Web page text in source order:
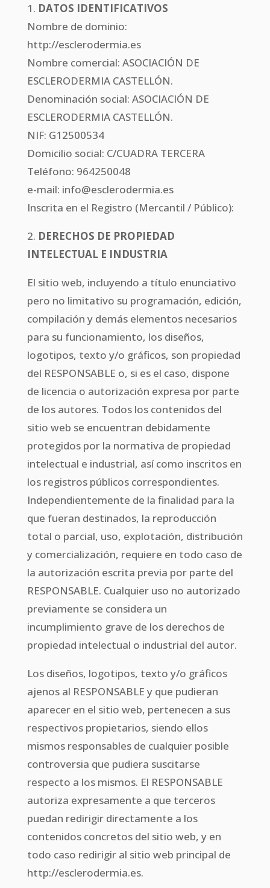
1. DATOS IDENTIFICATIVOS
Nombre de dominio:
http://esclerodermia.es
Nombre comercial: ASOCIACIÓN DE
ESCLERODERMIA CASTELLÓN.
Denominación social: ASOCIACIÓN DE
ESCLERODERMIA CASTELLÓN.
NIF: G12500534
Domicilio social: C/CUADRA TERCERA
Teléfono: 964250048
e-mail: info@esclerodermia.es
Inscrita en el Registro (Mercantil / Público):
2. DERECHOS DE PROPIEDAD
INTELECTUAL E INDUSTRIA
El sitio web, incluyendo a título enunciativo
pero no limitativo su programación, edición,
compilación y demás elementos necesarios
para su funcionamiento, los diseños,
logotipos, texto y/o gráficos, son propiedad
del RESPONSABLE o, si es el caso, dispone
de licencia o autorización expresa por parte
de los autores. Todos los contenidos del
sitio web se encuentran debidamente
protegidos por la normativa de propiedad
intelectual e industrial, así como inscritos en
los registros públicos correspondientes.
Independientemente de la finalidad para la
que fueran destinados, la reproducción
total o parcial, uso, explotación, distribución
y comercialización, requiere en todo caso de
la autorización escrita previa por parte del
RESPONSABLE. Cualquier uso no autorizado
previamente se considera un
incumplimiento grave de los derechos de
propiedad intelectual o industrial del autor.
Los diseños, logotipos, texto y/o gráficos
ajenos al RESPONSABLE y que pudieran
aparecer en el sitio web, pertenecen a sus
respectivos propietarios, siendo ellos
mismos responsables de cualquier posible
controversia que pudiera suscitarse
respecto a los mismos. El RESPONSABLE
autoriza expresamente a que terceros
puedan redirigir directamente a los
contenidos concretos del sitio web, y en
todo caso redirigir al sitio web principal de
http://esclerodermia.es.